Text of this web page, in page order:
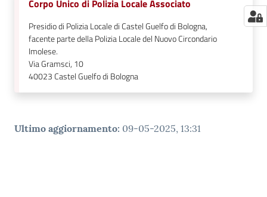
Corpo Unico di Polizia Locale Associato
Presidio di Polizia Locale di Castel Guelfo di Bologna,
facente parte della Polizia Locale del Nuovo Circondario
Imolese.
Via Gramsci, 10
40023Castel Guelfo di Bologna
Ultimo aggiornamento: 09-05-2025, 13:31